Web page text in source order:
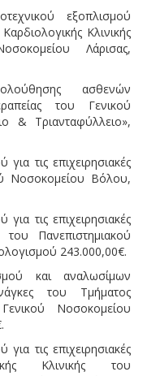
εξοπλισμού
Κλινικής
Λάρισας,
ασθενών
του Γενικού
& Τριανταφύλλειο»,
τις επιχειρησιακές
Νοσοκομείου Βόλου,
τις επιχειρησιακές
του Πανεπιστημιακού
243.000,00€.
και αναλωσίμων
του Τμήματος
Νοσοκομείου
τις επιχειρησιακές
Κλινικής του